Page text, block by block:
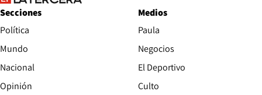
Secciones
Política
Mundo
Nacional
Opinión
Medios
Paula
Negocios
El Deportivo
Culto